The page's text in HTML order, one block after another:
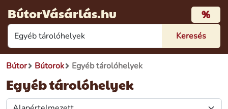
BútorVásárlás.hu %
Bútor Bútorok Egyéb tárolóhelyek
Egyéb tárolóhelyek